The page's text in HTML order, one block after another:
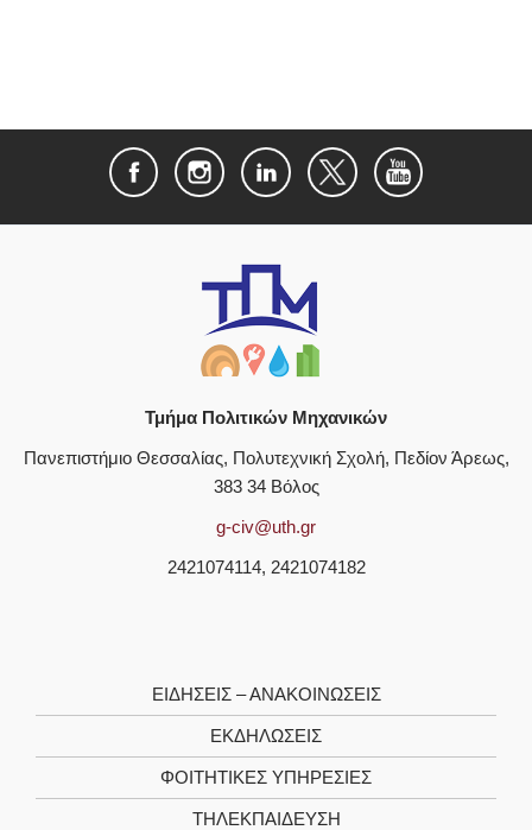
Τμήμα Πολιτικών Μηχανικών
Πανεπιστήμιο Θεσσαλίας, Πολυτεχνική Σχολή, Πεδίον Άρεως,
383 34 Βόλος
g-civ@uth.gr
2421074114, 2421074182
ΕΙΔΗΣΕΙΣ – ΑΝΑΚΟΙΝΩΣΕΙΣ
ΕΚΔΗΛΩΣΕΙΣ
ΦΟΙΤΗΤΙΚΈΣ ΥΠΗΡΕΣΊΕΣ
ΤΗΛΕΚΠΑΊΔΕΥΣΗ